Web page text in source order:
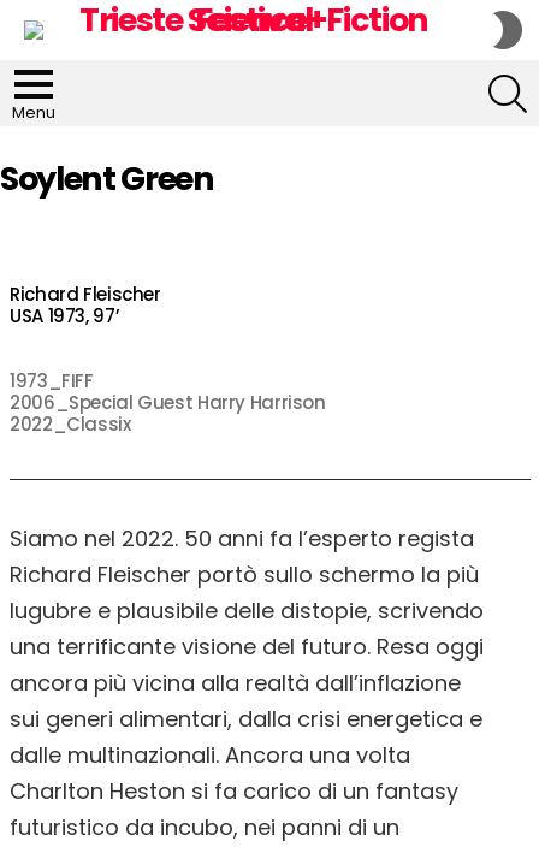
Menu
Soylent Green
Richard Fleischer
USA 1973, 97’
1973_FIFF
2006_Special Guest Harry Harrison
2022_Classix
Siamo nel 2022. 50 anni fa l’esperto regista
Richard Fleischer portò sullo schermo la più
lugubre e plausibile delle distopie, scrivendo
una terrificante visione del futuro. Resa oggi
ancora più vicina alla realtà dall’inflazione
sui generi alimentari, dalla crisi energetica e
dalle multinazionali. Ancora una volta
Charlton Heston si fa carico di un fantasy
futuristico da incubo, nei panni di un